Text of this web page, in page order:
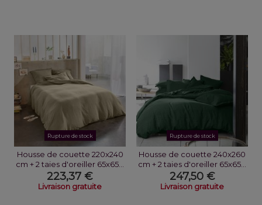
Rupture de stock
Housse de couette 220x240
cm + 2 taies d'oreiller 65x65...
223,37 €
Livraison gratuite
Rupture de stock
Housse de couette 240x260
cm + 2 taies d'oreiller 65x65...
247,50 €
Livraison gratuite